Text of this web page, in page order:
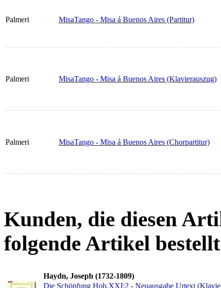
Palmeri MisaTango - Misa á Buenos Aires (Partitur)
Palmeri MisaTango - Misa á Buenos Aires (Klavierauszug)
Palmeri MisaTango - Misa á Buenos Aires (Chorpartitur)
Kunden, die diesen
folgende Artikel
Haydn, Joseph (1732-1809)
Die Schöpfung Hob.XXI:2 - Neuausgabe Urtext